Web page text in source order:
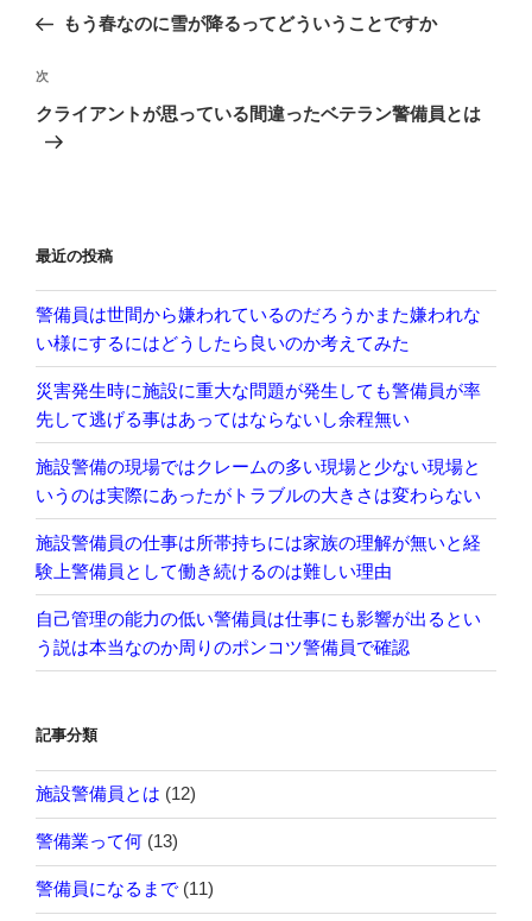
ナ
ビ
ゲ
ー
の
稿
もう春なのに雪が降るってどういうことですか
次
の
次
クライアントが思っている間違ったベテラン警備員とは
最近の投稿
警備員は世間から嫌われているのだろうかまた嫌われな
い様にするにはどうしたら良いのか考えてみた
災害発生時に施設に重大な問題が発生しても警備員が率
先して逃げる事はあってはならないし余程無い
施設警備の現場ではクレームの多い現場と少ない現場と
いうのは実際にあったがトラブルの大きさは変わらない
施設警備員の仕事は所帯持ちには家族の理解が無いと経
験上警備員として働き続けるのは難しい理由
自己管理の能力の低い警備員は仕事にも影響が出るとい
う説は本当なのか周りのポンコツ警備員で確認
記事分類
施設警備員とは (12)
警備業って何 (13)
警備員になるまで (11)